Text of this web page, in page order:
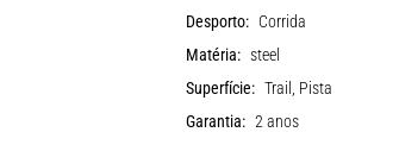
Desporto: Corrida
Matéria: steel
Superfície: Trail, Pista
Garantia: 2 anos